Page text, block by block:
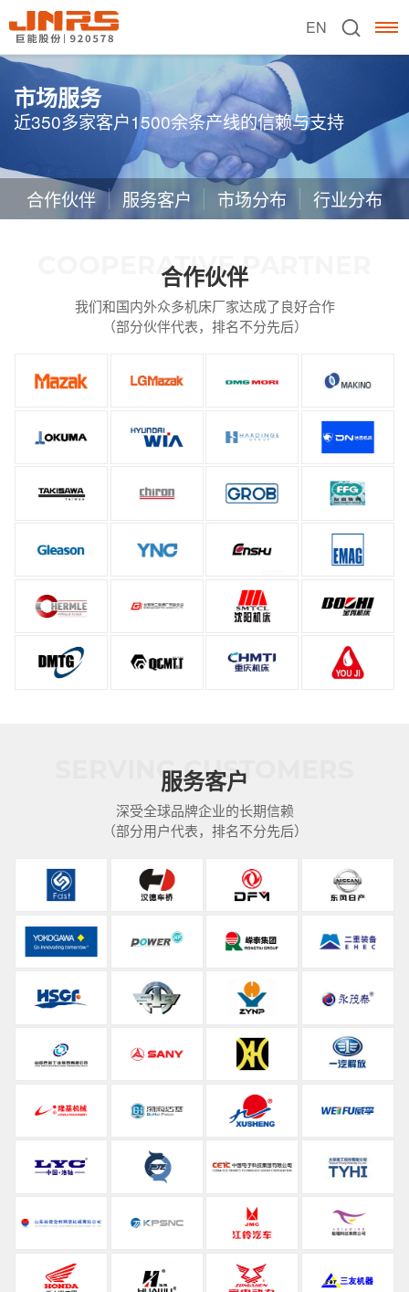
EN
市场服务
近350多家客户1500余条产线的信赖与支持
合作伙伴 服务客户 市场分布 行业分布
COOPERATIVE PARTNER
合作伙伴
我们和国内外众多机床厂家达成了良好合作
（部分伙伴代表，排名不分先后）
SERVING CUSTOMERS
服务客户
深受全球品牌企业的长期信赖
（部分用户代表，排名不分先后）